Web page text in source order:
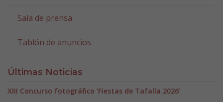
Sala de prensa
Tablón de anuncios
Últimas Noticias
XIII Concurso fotográfico ‘Fiestas de Tafalla 2026’